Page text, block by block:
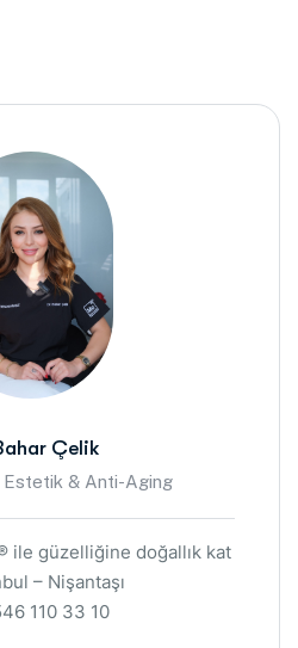
Çelik
Estetik & Anti-Aging
ile güzelliğine doğallık kat
– Nişantaşı
110 33 10